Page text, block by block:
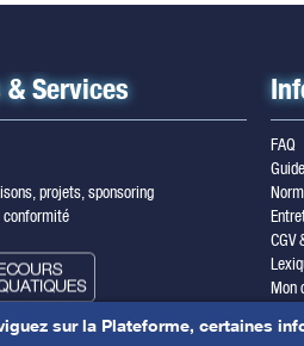
sur la Plateforme, certaines
Services
projets, sponsoring
conformité
FAQ
CGV
Mon